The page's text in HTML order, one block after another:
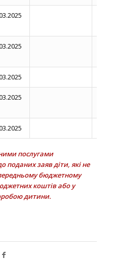
послугами
поданих заяв діти, які не
бюджетному
коштів або у
дитини.